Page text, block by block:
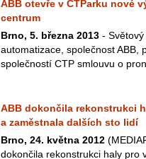
ABB otevře v CTParku nové
centrum
Brno, 5. března 2013 -
automatizace, společnost ABB,
společností CTP smlouvu o
ABB dokončila rekonstrukci
a zaměstnala dalších sto lidí
Brno, 24. května 2012
dokončila rekonstrukci haly pro